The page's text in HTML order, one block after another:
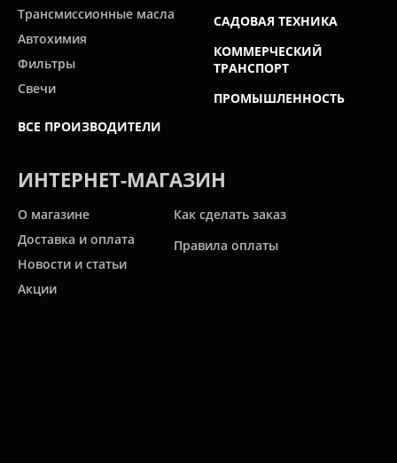
Трансмиссионные масла
Автохимия
Фильтры
Свечи
ВСЕ ПРОИЗВОДИТЕЛИ
САДОВАЯ ТЕХНИКА
КОММЕРЧЕСКИЙ
ТРАНСПОРТ
ПРОМЫШЛЕННОСТЬ
ИНТЕРНЕТ-МАГАЗИН
О магазине
Доставка и оплата
Новости и статьи
Акции
Как сделать заказ
Правила оплаты